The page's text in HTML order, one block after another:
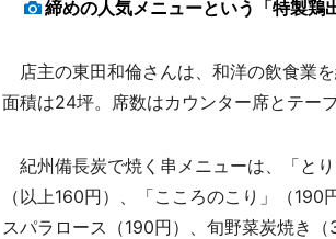
締めの人気メニューという「特製鶏
店主の東田和倫さんは、和洋の飲食業
面積は24坪。席数はカウンター席とテー
紀州備長炭で焼く串メニューは、「と
（以上160円）、「こころのこり」（
スパラロース（190円）、旬野菜炭焼き